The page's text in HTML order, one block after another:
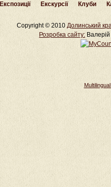
Експозиції Екскурсії Клуби
Copyright © 2010 Долинський
Розробка cайту: